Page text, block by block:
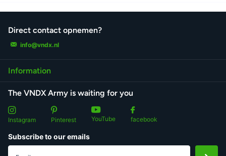
Direct contact opnemen?
info@vndx.nl
Information
The VNDX Army is waiting for you
Instagram Pinterest YouTube facebook
Subscribe to our emails